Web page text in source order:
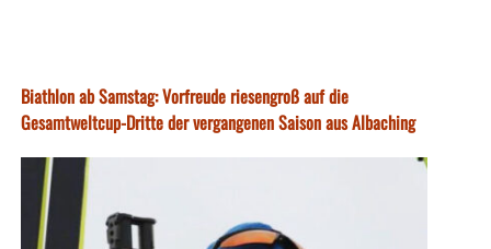
Biathlon ab Samstag: Vorfreude riesengroß auf die
Gesamtweltcup-Dritte der vergangenen Saison aus Albaching